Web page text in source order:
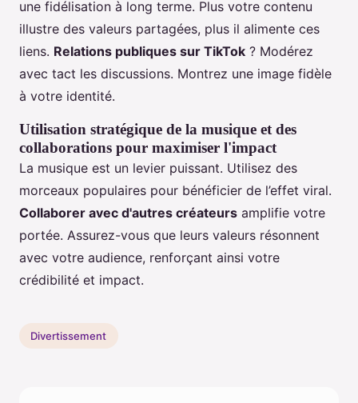
une fidélisation à long terme. Plus votre contenu
illustre des valeurs partagées, plus il alimente ces
liens. Relations publiques sur TikTok ? Modérez
avec tact les discussions. Montrez une image fidèle
à votre identité.
Utilisation stratégique de la musique et des
collaborations pour maximiser l'impact
La musique est un levier puissant. Utilisez des
morceaux populaires pour bénéficier de l’effet viral.
Collaborer avec d'autres créateurs amplifie votre
portée. Assurez-vous que leurs valeurs résonnent
avec votre audience, renforçant ainsi votre
crédibilité et impact.
Divertissement